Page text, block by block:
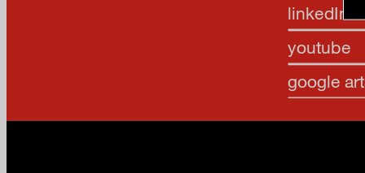
linkedIn
youtube
google